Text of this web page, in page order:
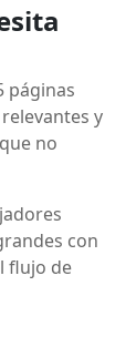
páginas
y
no
con
flujo de